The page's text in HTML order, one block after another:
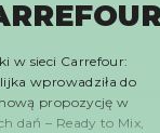
w sieci Carrefour:
wprowadziła do
propozycję w
dań – Ready to Mix,